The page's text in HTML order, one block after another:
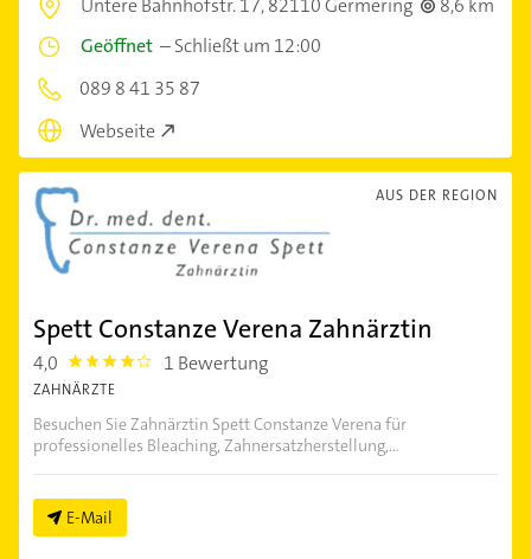
Untere Bahnhofstr. 17,82110 Germering
8,6 km
Geöffnet –Schließt um 12:00
089 8 41 35 87
Webseite
AUS DER REGION
Spett Constanze Verena Zahnärztin
4,0 4.0 1 Bewertung
ZAHNÄRZTE
Besuchen Sie Zahnärztin Spett Constanze Verena für
professionelles Bleaching, Zahnersatzherstellung,...
E-Mail